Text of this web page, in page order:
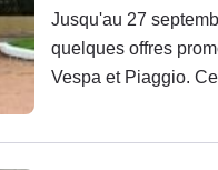
Jusqu'au 27
quelques offres
Vespa et Piaggio. Ces campagnes s'articulent autour de